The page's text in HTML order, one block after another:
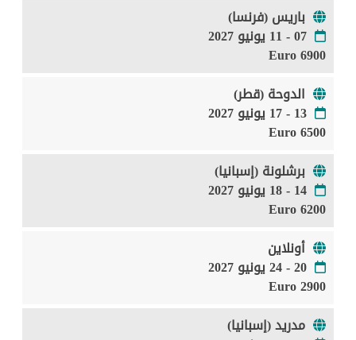
باريس (فرنسا)
07 - 11 يونيو 2027
6900 Euro
الدوحة (قطر)
13 - 17 يونيو 2027
6500 Euro
برشلونة (إسبانيا)
14 - 18 يونيو 2027
6200 Euro
أونلاين
20 - 24 يونيو 2027
2900 Euro
مدريد (إسبانيا)